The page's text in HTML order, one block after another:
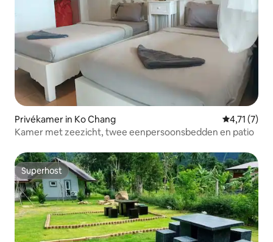
Privékamer in Ko Chang
4,71 (7)
Kamer met zeezicht, twee eenpersoonsbedden en patio
Superhost
Superhost